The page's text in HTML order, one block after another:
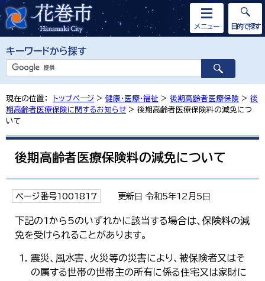
キーワードから探す
メニュー 目的で探す
現在の位置： トップページ > 健康・医療・福祉 > 後期高齢者医療保険 > 後
期高齢者医療保険に関するお知らせ > 後期高齢者医療保険料の減免につ
いて
後期高齢者医療保険料の減免について
ページ番号1001817 更新日 令和5年12月5日
下記の1から5のいずれかに該当する場合は、保険料の減
免を受けられることがあります。
震災、風水害、火災等の災害により、被保険者又はそ
の属する世帯の世帯主の所有に係る住宅又は家財に